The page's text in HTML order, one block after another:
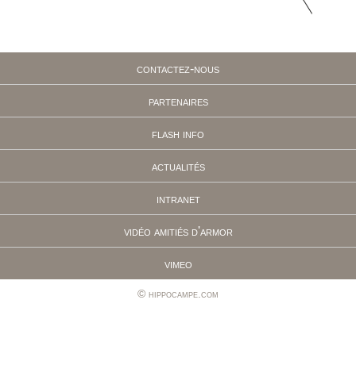
contactez-nous
partenaires
flash info
actualités
intranet
vidéo amitiés d'armor
vimeo
hippocampe.com